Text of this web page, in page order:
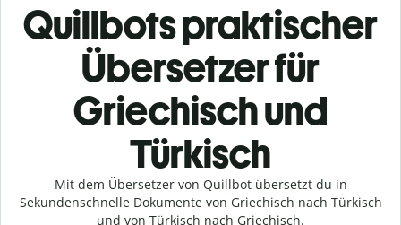
Quillbots praktischer
Übersetzer für
Griechisch und
Türkisch
Mit dem Übersetzer von Quillbot übersetzt du in
Sekundenschnelle Dokumente von Griechisch nach Türkisch
und von Türkisch nach Griechisch.